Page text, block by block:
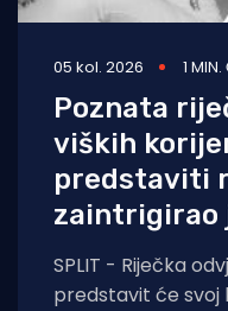
05 kol. 2026 1
Poznata
viških
predstaviti
zaintrigirao
SPLIT - Riječka
predstavit će svoj